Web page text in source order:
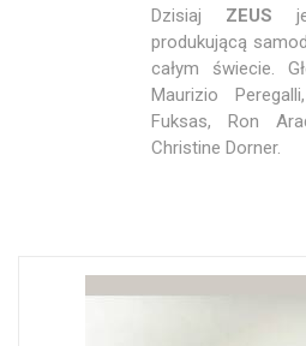
Dzisiaj ZEUS
produkującą
całym świecie.
Maurizio
Fuksas, Ron
Christine Dorner.